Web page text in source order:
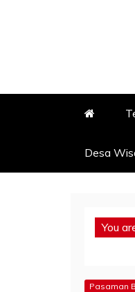
Desa
You
Pasaman